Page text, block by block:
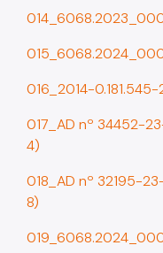
Mais Serviços
Notícias
016_2014-0.181.545-
017_AD nº 34452-
4)
018_AD nº 32195-
8)